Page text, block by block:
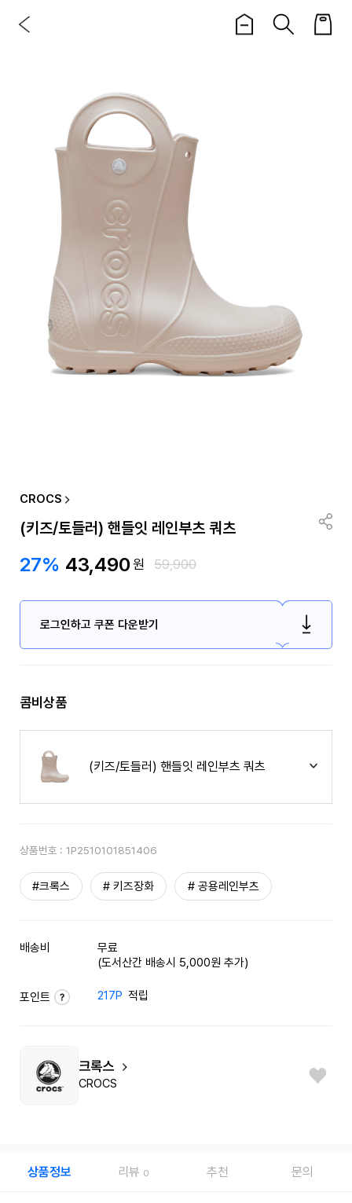
CROCS
(키즈/토들러) 핸들잇 레인부츠 쿼츠
27% 43,490원 59,900
로그인하고 쿠폰 다운받기
콤비상품
(키즈/토들러) 핸들잇 레인부츠 쿼츠
상품번호 : 1P2510101851406
#크록스 # 키즈장화 # 공용레인부츠
배송비
무료
(도서산간 배송시 5,000원 추가)
포인트 217P 적립
크록스
CROCS
상품정보 리뷰 0 추천 문의